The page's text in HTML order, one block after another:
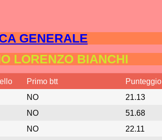
GENERALE
LORENZO BIANCHI
Primo btt
Punteggio
NO
21.13
NO
51.68
NO
22.11